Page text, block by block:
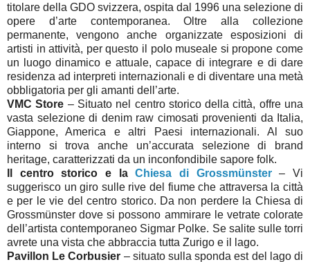
titolare della GDO svizzera, ospita dal 1996 una selezione di
opere d’arte contemporanea. Oltre alla collezione
permanente, vengono anche organizzate esposizioni di
artisti in attività, per questo il polo museale si propone come
un luogo dinamico e attuale, capace di integrare e di dare
residenza ad interpreti internazionali e di diventare una metà
obbligatoria per gli amanti dell’arte.
VMC Store – Situato nel centro storico della città, offre una
vasta selezione di denim raw cimosati provenienti da Italia,
Giappone, America e altri Paesi internazionali. Al suo
interno si trova anche un’accurata selezione di brand
heritage, caratterizzati da un inconfondibile sapore folk.
Il centro storico e laChiesa di Grossmünster– Vi
suggerisco un giro sulle rive del fiume che attraversa la città
e per le vie del centro storico. Da non perdere la Chiesa di
Grossmünster dove si possono ammirare le vetrate colorate
dell’artista contemporaneo Sigmar Polke. Se salite sulle torri
avrete una vista che abbraccia tutta Zurigo e il lago.
Pavillon Le Corbusier – situato sulla sponda est del lago di